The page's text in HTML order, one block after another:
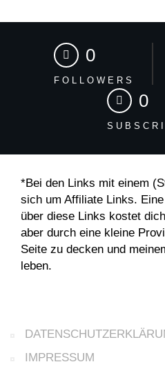
0
FOLLOWERS
0
*Bei den Links mit einem
sich um Affiliate Links.
über diese Links kostet
aber durch eine kleine
Seite zu decken und
leben.
IMPRESSUM